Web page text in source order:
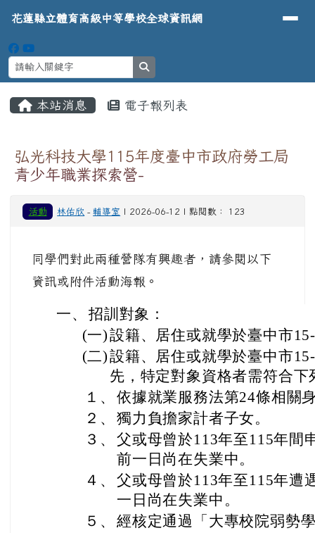
花蓮縣立體育高級中等學校全球資
導覽列
花蓮縣立體育高級中等學校全球資訊網
本站消息 電子報列表
弘光科技大學115年度臺中市政府勞工局
青少年職業探索營-
活動 林佑欣 -輔導室 | 2026-06-12 | 點閱數： 123
同學們對此兩種營隊有興趣者，請參閱以下
資訊或附件活動海報。
一、 招訓對象：
(一)設籍、居住或就學於臺中市
(二)設籍、居住或就學於臺中市
先，特定對象資格者需符合下
１、 依據就業服務法第24條相關
２、 獨力負擔家計者子女。
３、 父或母曾於113年至115年間
前一日尚在失業中。
４、 父或母曾於113年至115年遭
一日尚在失業中。
５、 經核定通過「大專校院弱勢